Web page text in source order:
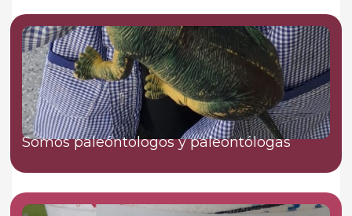
Somos paleóntologos y paleontólogas